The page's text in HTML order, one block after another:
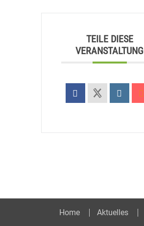
TEILE DIESE
VERANSTALTUNG
Home Aktuelles